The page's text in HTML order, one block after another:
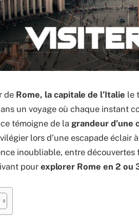
de Rome, la capitale de l’Italie le
un voyage où chaque instant
témoigne de la grandeur d’une
lors d’une escapade éclair
inoubliable, entre
pour explorer Rome en 2 ou